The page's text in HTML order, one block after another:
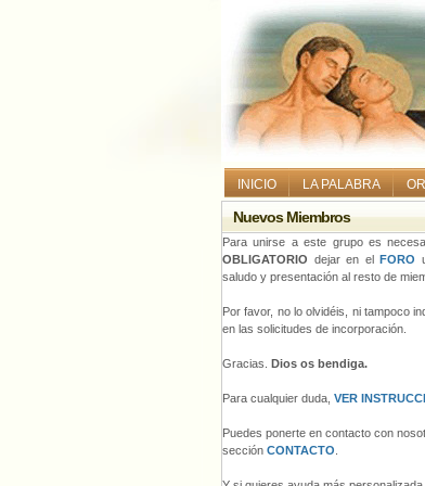
INICIO LA PALABRA
Nuevos Miembros
Para unirse a este grupo es
OBLIGATORIO dejar en el FORO
saludo y presentación al resto de
Por favor, no lo olvidéis, ni tampoco
en las solicitudes de incorporación.
Gracias. Dios os bendiga.
Para cualquier duda, VER
Puedes ponerte en contacto con
sección CONTACTO